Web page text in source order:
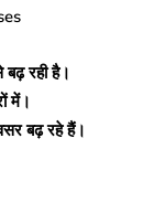
रही है।
में।
बढ़ रहे हैं।